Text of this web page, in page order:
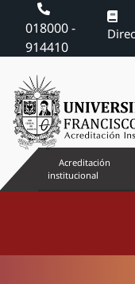
018000 -
914410
Acreditación
institucional